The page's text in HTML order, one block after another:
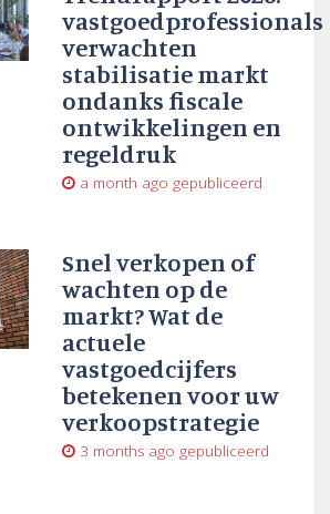
vastgoedprofessionals
verwachten
stabilisatie markt
ondanks fiscale
ontwikkelingen en
regeldruk
a month ago gepubliceerd
Snel verkopen of
wachten op de
markt? Wat de
actuele
vastgoedcijfers
betekenen voor uw
verkoopstrategie
3 months ago gepubliceerd